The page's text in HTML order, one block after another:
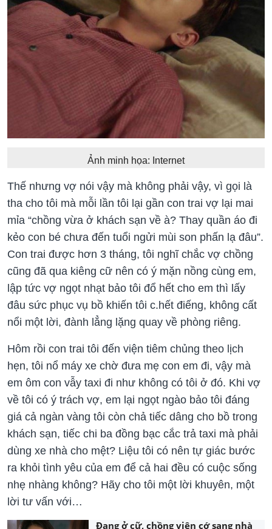
Ảnh minh họa: Internet
Thế nhưng vợ nói vậy mà không phải vậy, vì gọi là
tha cho tôi mà mỗi lần tôi lại gần con trai vợ lại mai
mỉa “chồng vừa ở khách sạn về à? Thay quần áo đi
kẻo con bé chưa đến tuổi ngửi mùi son phấn lạ đâu”.
Con trai được hơn 3 tháng, tôi nghĩ chắc vợ chồng
cũng đã qua kiêng cữ nên có ý mặn nồng cùng em,
lập tức vợ ngọt nhạt bảo tôi đổ hết cho em thì lấy
đâu sức phục vụ bồ khiến tôi c.hết điếng, không cất
nổi một lời, đành lẳng lặng quay về phòng riêng.
Hôm rồi con trai tôi đến viện tiêm chủng theo lịch
hẹn, tôi nổ máy xe chờ đưa mẹ con em đi, vậy mà
em ôm con vẫy taxi đi như không có tôi ở đó. Khi vợ
về tôi có ý trách vợ, em lại ngọt ngào bảo tôi đáng
giá cả ngàn vàng tôi còn chả tiếc dâng cho bồ trong
khách sạn, tiếc chi ba đồng bạc cắc trả taxi mà phải
dùng xe nhà cho mệt? Liệu tôi có nên tự giác bước
ra khỏi tình yêu của em để cả hai đều có cuộc sống
nhẹ nhàng không? Hãy cho tôi một lời khuyên, một
lời tư vấn với…
Đang ở cữ, chồng viện cớ sang nhà